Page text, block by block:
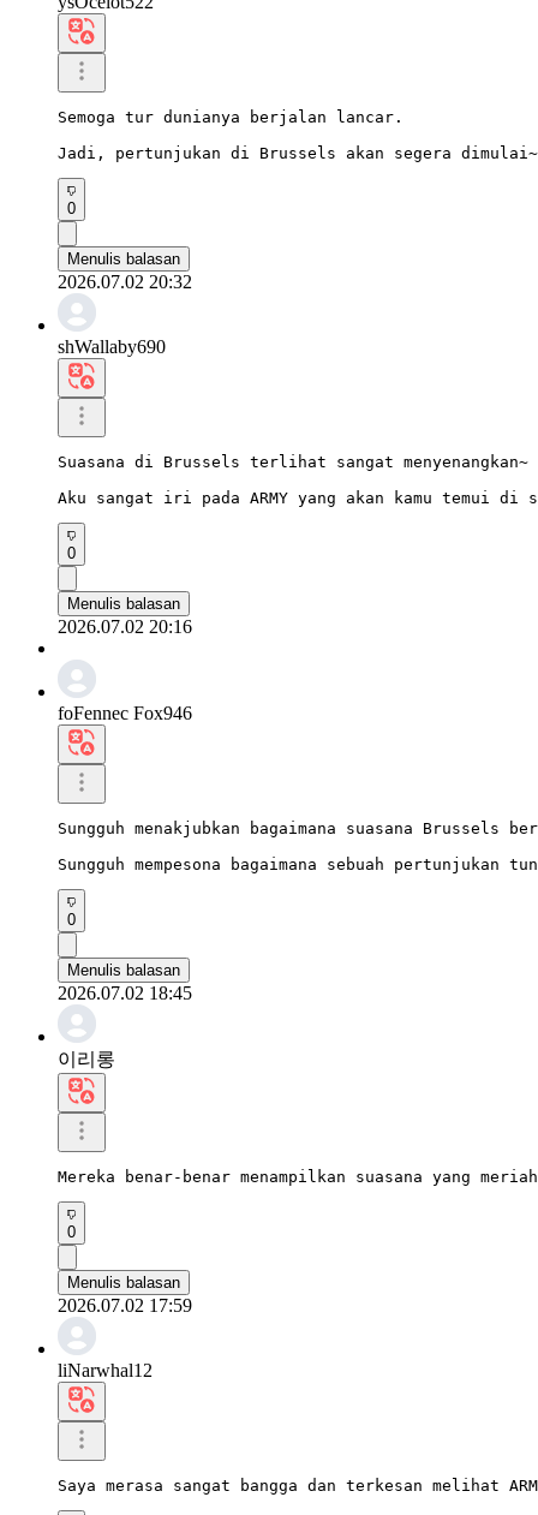
Semoga tur dunianya berjalan lancar.
Jadi, pertunjukan di Brussels akan segera dimulai~
0
Menulis balasan
2026.07.02 20:32
shWallaby690
Suasana di Brussels terlihat sangat menyenangkan~
Aku sangat iri pada ARMY yang akan kamu temui di
0
Menulis balasan
2026.07.02 20:16
foFennec Fox946
Sungguh menakjubkan bagaimana suasana Brussels
Sungguh mempesona bagaimana sebuah pertunjukan
0
Menulis balasan
2026.07.02 18:45
이리롱
Mereka benar-benar menampilkan suasana yang
0
Menulis balasan
2026.07.02 17:59
liNarwhal12
Saya merasa sangat bangga dan terkesan melihat